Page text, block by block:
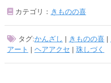
カテゴリ： きものの喜
タグ:かんざし | きものの喜|
アート | ヘアアクセ | 珠しづく